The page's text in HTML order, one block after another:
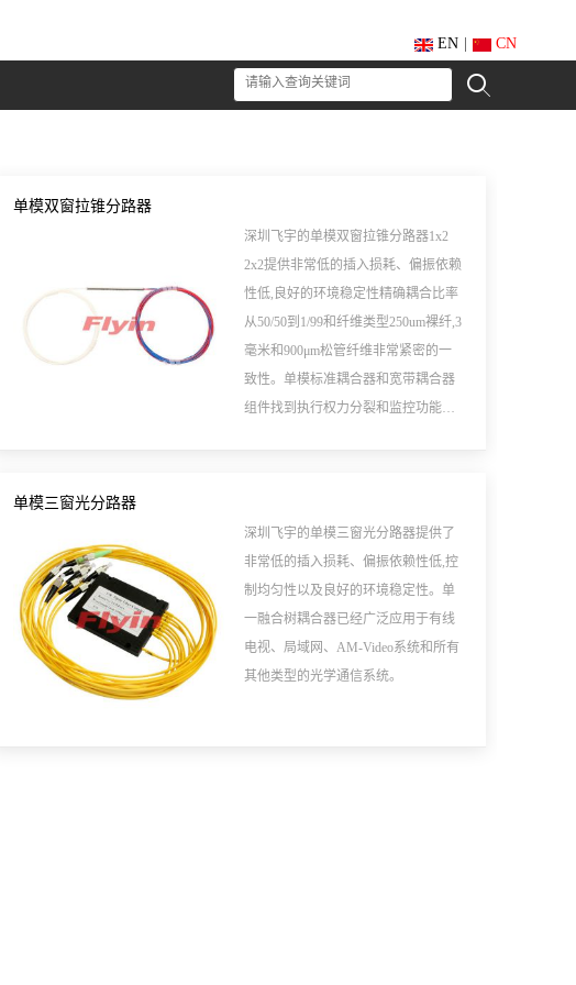
EN CN
单模双窗拉锥分路器
深圳飞宇的单模双窗拉锥分路器1x2
2x2提供非常低的插入损耗、偏振依赖
性低,良好的环境稳定性精确耦合比率
从50/50到1/99和纤维类型250um裸纤,3
毫米和900μm松管纤维非常紧密的一
致性。单模标准耦合器和宽带耦合器
组件找到执行权力分裂和监控功能广
单模三窗光分路器
深圳飞宇的单模三窗光分路器提供了
非常低的插入损耗、偏振依赖性低,控
制均匀性以及良好的环境稳定性。单
一融合树耦合器已经广泛应用于有线
电视、局域网、AM-Video系统和所有
其他类型的光学通信系统。